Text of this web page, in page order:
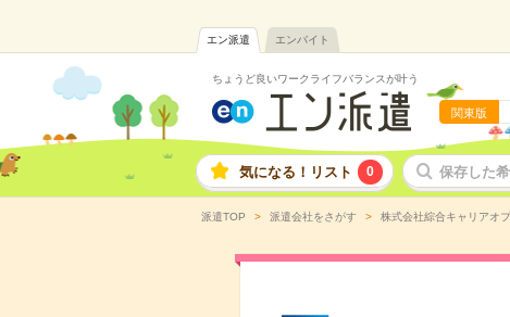
エン派遣 エンバイト
ちょうど良いワークライフバランスが叶う
関東版
気になる！リスト 0 保存した
派遣TOP 派遣会社をさがす 株式会社綜合キャリアオ